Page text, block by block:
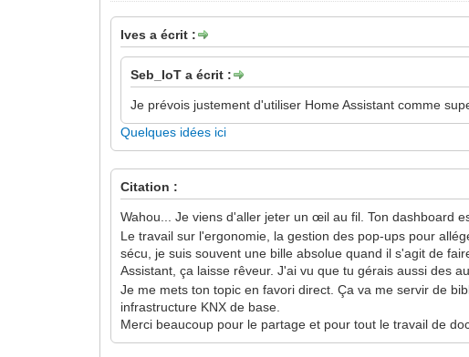
Ives a écrit :
Seb_IoT a écrit :
Je prévois justement d'utiliser Home Assistant comme
Quelques idées ici
Citation :
Wahou... Je viens d'aller jeter un œil au fil. Ton dashboard
Le travail sur l'ergonomie, la gestion des pop-ups pour
sécu, je suis souvent une bille absolue quand il s'agit de
Assistant, ça laisse rêveur. J'ai vu que tu gérais aussi des
Je me mets ton topic en favori direct. Ça va me servir de
infrastructure KNX de base.
Merci beaucoup pour le partage et pour tout le travail de